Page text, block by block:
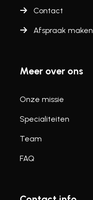
Contact
Afspraak maken
Meer over ons
Onze missie
Specialiteiten
Team
FAQ